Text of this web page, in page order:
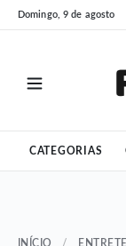
Pular
para
Pular
para
Domingo, 9 de agosto
CATEGORIAS
INÍCIO /